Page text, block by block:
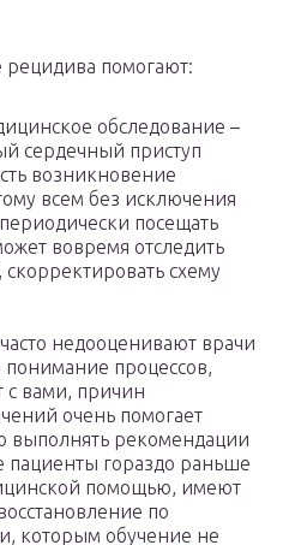
рецидива помогают:
обследование –
сердечный приступ
возникновение
всем без исключения
посещать
вовремя отследить
схему
недооценивают врачи
процессов,
с вами, причин
очень помогает
выполнять рекомендации
пациенты гораздо раньше
помощью, имеют
по
которым обучение не